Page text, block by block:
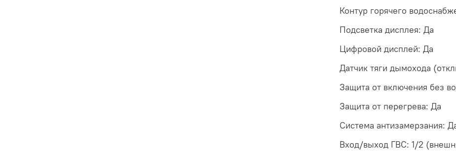
Контур горячего
Подсветка дисплея: Да
Цифровой дисплей: Да
Датчик тяги дымохода
Защита от включения без
Защита от перегрева: Да
Система антизамерзания:
Вход/выход ГВС: 1/2